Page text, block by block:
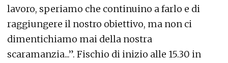
lavoro, speriamo che continuino a farlo e di
raggiungere il nostro obiettivo, ma non ci
dimentichiamo mai della nostra
scaramanzia...”. Fischio di inizio alle 15.30 in